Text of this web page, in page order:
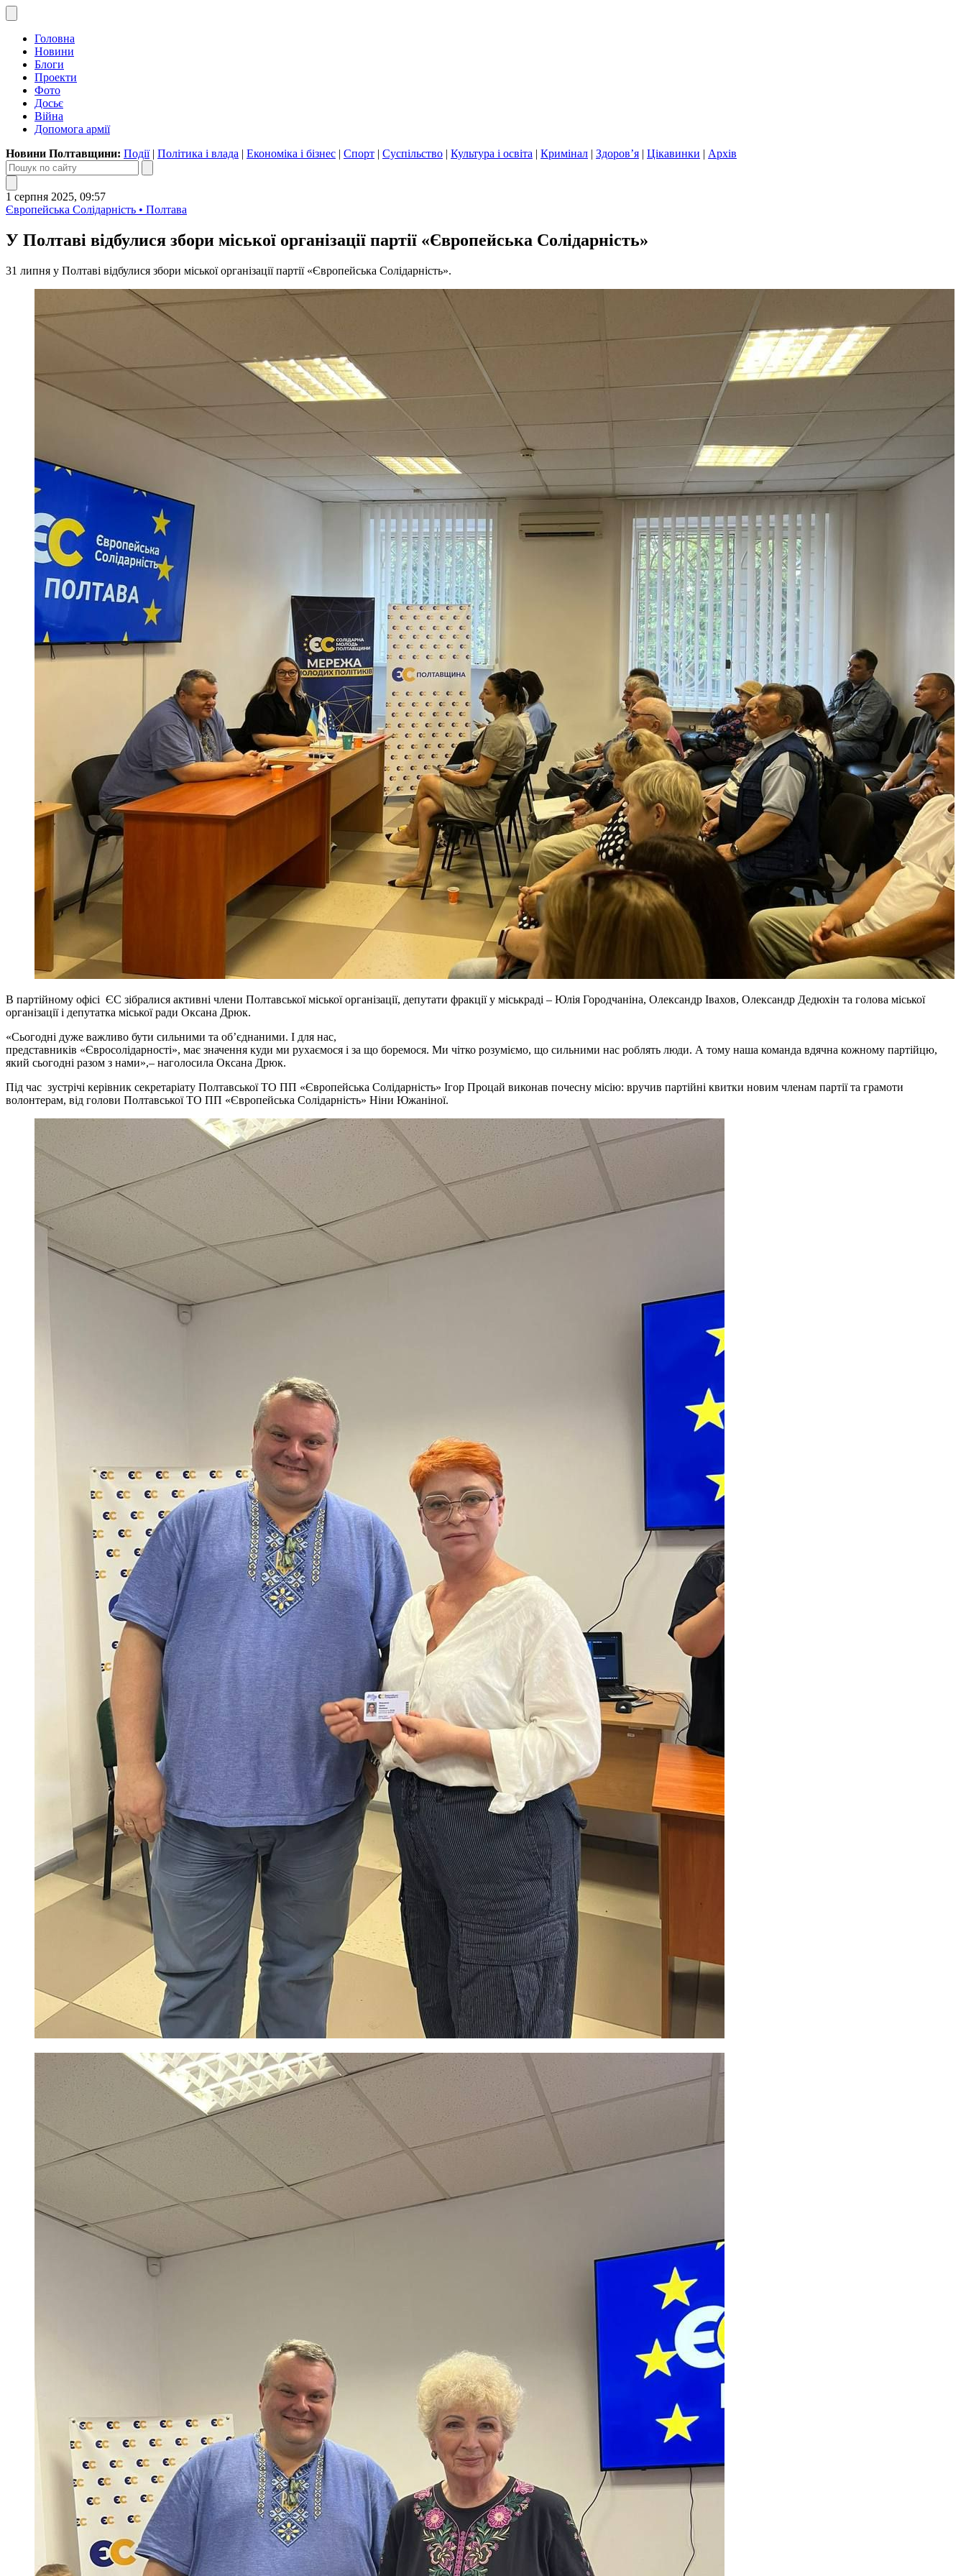
Головна
Новини
Блоги
Проекти
Фото
Досьє
Війна
Допомога армії
Новини Полтавщини: Події| Політика і влада | Економіка і бізнес | Спорт | Суспільство | Культура і освіта | Кримінал | Здоров’я | Цікавинки | Архів
1 серпня 2025, 09:57
Європейська Солідарність • Полтава
У Полтаві відбулися збори міської організації партії «Європейська Солідарність»
31 липня у Полтаві відбулися збори міської організації партії «Європейська Солідарність».
В партійному офісі ЄС зібралися активні члени Полтавської міської організації, депутати фракції у міськраді – Юлія Городчаніна, Олександр Івахов, Олександр Дедюхін та голова міської
організації і депутатка міської ради Оксана Дрюк.
«Сьогодні дуже важливо бути сильними та обʼєднаними. І для нас,
представників «Євросолідарності», має значення куди ми рухаємося і за що боремося. Ми чітко розуміємо, що сильними нас роблять люди. А тому наша команда вдячна кожному партійцю,
який сьогодні разом з нами»,– наголосила Оксана Дрюк.
Під час зустрічі керівник секретаріату Полтавської ТО ПП «Європейська Солідарність» Ігор Процай виконав почесну місію: вручив партійні квитки новим членам партії та грамоти
волонтерам, від голови Полтавської ТО ПП «Європейська Солідарність» Ніни Южаніної.